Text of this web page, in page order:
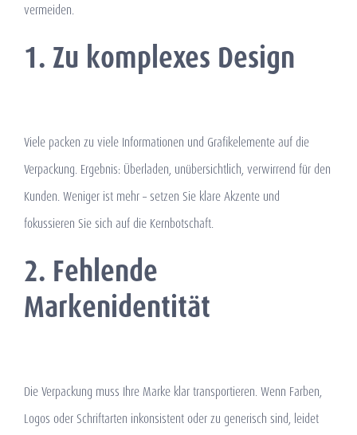
vermeiden.
1. Zu komplexes Design
Viele packen zu viele Informationen und Grafikelemente auf die
Verpackung. Ergebnis: Überladen, unübersichtlich, verwirrend für den
Kunden. Weniger ist mehr – setzen Sie klare Akzente und
fokussieren Sie sich auf die Kernbotschaft.
2. Fehlende
Markenidentität
Die Verpackung muss Ihre Marke klar transportieren. Wenn Farben,
Logos oder Schriftarten inkonsistent oder zu generisch sind, leidet